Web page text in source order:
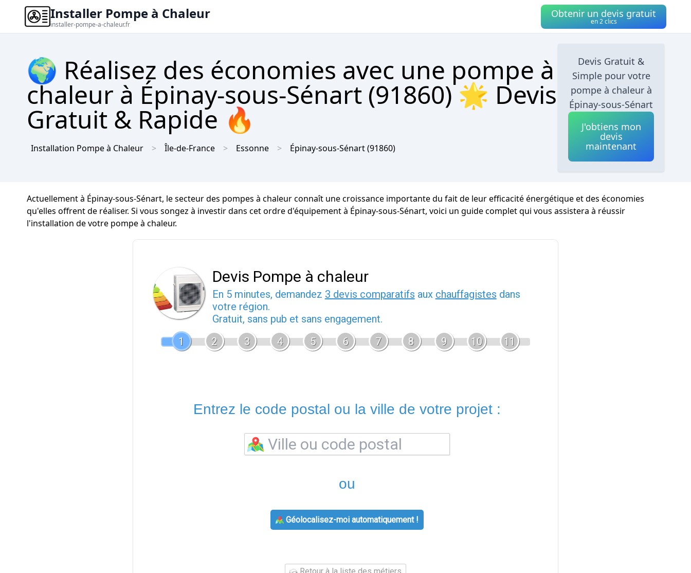
Installer Pompe à Chaleur
installer-pompe-a-chaleur.fr
Obtenir un devis gratuit
en 2 clics
🌍 Réalisez des économies avec une pompe à
chaleur à Épinay-sous-Sénart (91860) 🌟 Devis
Gratuit & Rapide 🔥
Installation Pompe à Chaleur Île-de-France Essonne Épinay-sous-Sénart(91860)
Devis Gratuit &
Simple pour votre
pompe à chaleur à
Épinay-sous-Sénart
J'obtiens mon
devis
maintenant
Actuellement à Épinay-sous-Sénart, le secteur des pompes à chaleur connaît une croissance importante du fait de leur efficacité énergétique et des économies
qu'elles offrent de réaliser. Si vous songez à investir dans cet ordre d'équipement à Épinay-sous-Sénart, voici un guide complet qui vous assistera à réussir
l'installation de votre pompe à chaleur.
Devis Pompe à chaleur
En 5 minutes, demandez 3 devis comparatifs aux chauffagistes dans
votre région.
Gratuit, sans pub et sans engagement.
1
2 3 4 5 6 7 8 9 10 11
Entrez le code postal ou la ville de votre projet :
ou
Géolocalisez-moi automatiquement !